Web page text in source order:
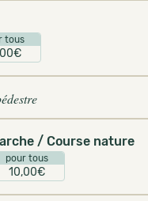
tous
/ Course nature
pour tous
10,00€